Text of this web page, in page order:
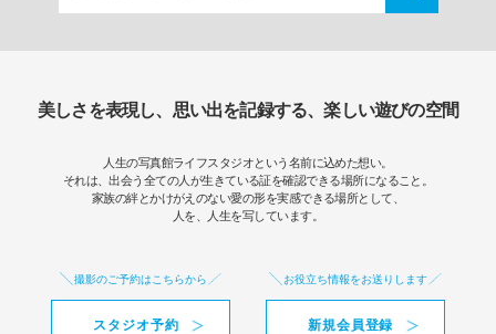
美しさを表現し、思い出を記録する、楽しい遊びの空間
人生の写真館ライフスタジオという名前に込めた想い。
それは、出会う全ての人が生きている証を確認できる場所になること。
家族の絆とかけがえのない愛の形を実感できる場所として、
人を、人生を写しています。
撮影のご予約はこちらから
スタジオ予約
お役立ち情報をお送りします
新規会員登録